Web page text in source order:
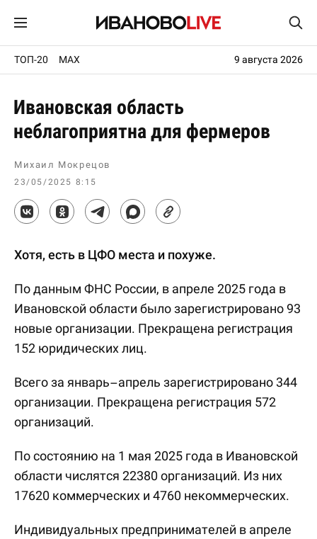
ТОП-20 MAX 9 августа 2026
Ивановская область
неблагоприятна для фермеров
Михаил Мокрецов
23/05/2025 8:15
Хотя, есть в ЦФО места и похуже.
По данным ФНС России, в апреле 2025 года в
Ивановской области было зарегистрировано 93
новые организации. Прекращена регистрация
152 юридических лиц.
Всего за январь–апрель зарегистрировано 344
организации. Прекращена регистрация 572
организаций.
По состоянию на 1 мая 2025 года в Ивановской
области числятся 22380 организаций. Из них
17620 коммерческих и 4760 некоммерческих.
Индивидуальных предпринимателей в апреле